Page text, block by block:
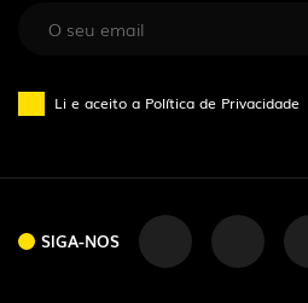
Li e aceito a Política de Privacidade
SIGA-NOS